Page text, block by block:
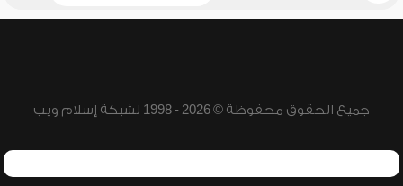
جميع الحقوق محفوظة © 2026 - 1998 لشبكة إسلام ويب